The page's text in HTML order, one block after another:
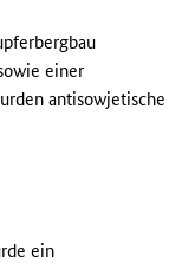
einer
antisowjetische
ein